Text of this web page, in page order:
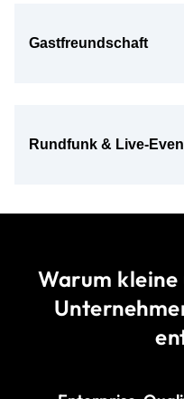
Gastfreundschaft
Rundfunk &
Warum